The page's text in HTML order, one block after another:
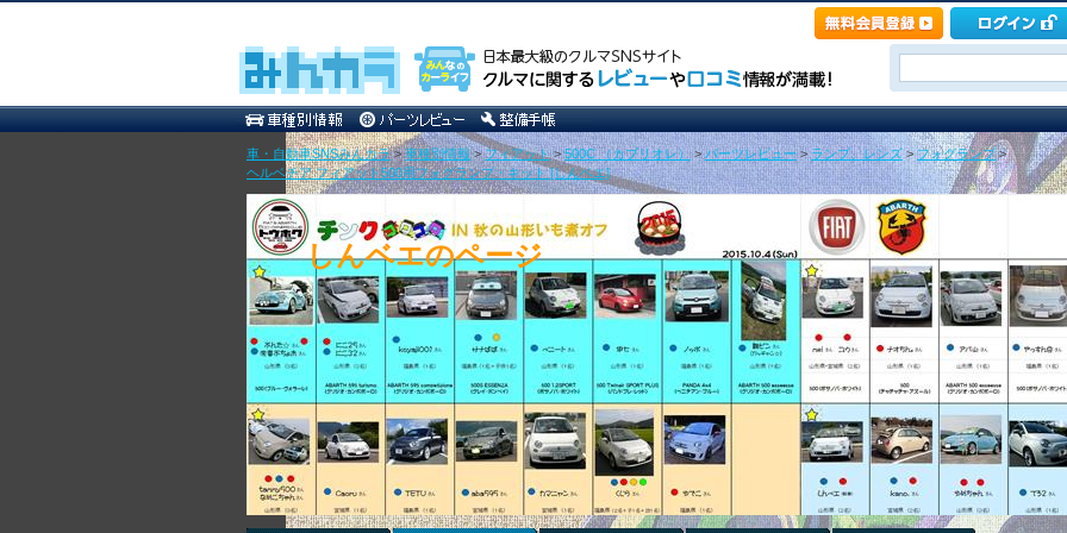
車・自動車SNSみんカラ>車種別情報>フィアット>500C （カブリオレ）>パーツレビュー> ランプ、レンズ>フォグランプ>
ヘルベチア フィアット500用フォグランプ・キット [しんベエ]
しんベエのページ